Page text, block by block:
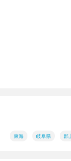
東海 岐阜県 郡